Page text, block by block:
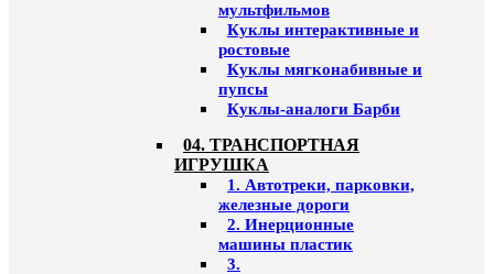
мультфильмов
Куклы интерактивные и
ростовые
Куклы мягконабивные и
пупсы
Куклы-аналоги Барби
04. ТРАНСПОРТНАЯ
ИГРУШКА
1. Автотреки, парковки,
железные дороги
2. Инерционные
машины пластик
3.